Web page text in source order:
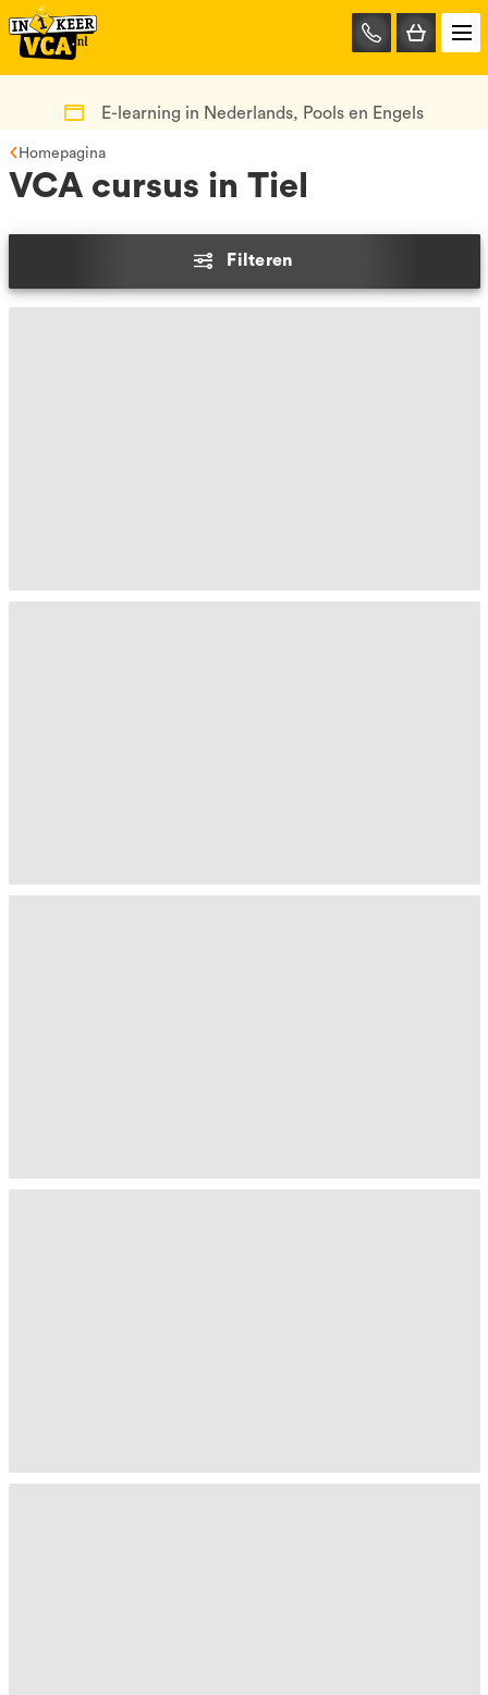
085-
0667401
E-learning in Nederlands, Pools en Engels
Homepagina
VCA cursus in Tiel
Filteren